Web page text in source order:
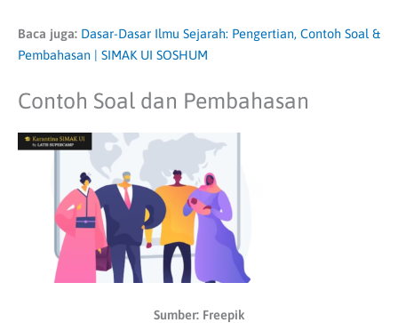
Baca juga: Dasar-Dasar Ilmu Sejarah: Pengertian, Contoh Soal &
Pembahasan | SIMAK UI SOSHUM
Contoh Soal dan Pembahasan
Sumber: Freepik